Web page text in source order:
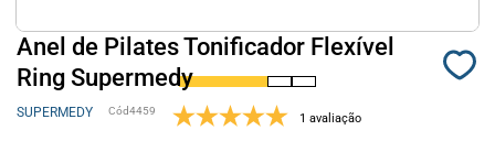
Anel de Pilates Tonificador Flexível
Ring Supermedy
SUPERMEDY 4459 1 avaliação